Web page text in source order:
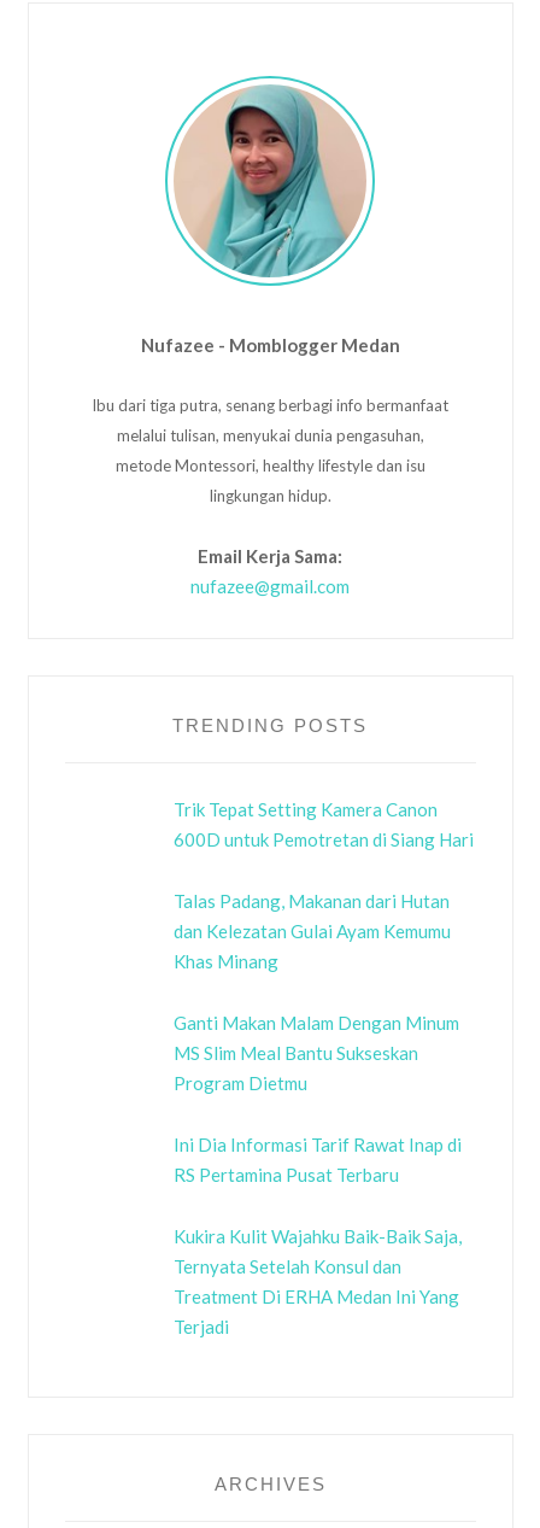
Nufazee - Momblogger Medan
Ibu dari tiga putra, senang berbagi info bermanfaat
melalui tulisan, menyukai dunia pengasuhan,
metode Montessori, healthy lifestyle dan isu
lingkungan hidup.
Email Kerja Sama:
nufazee@gmail.com
TRENDING POSTS
Trik Tepat Setting Kamera Canon
600D untuk Pemotretan di Siang Hari
Talas Padang, Makanan dari Hutan
dan Kelezatan Gulai Ayam Kemumu
Khas Minang
Ganti Makan Malam Dengan Minum
MS Slim Meal Bantu Sukseskan
Program Dietmu
Ini Dia Informasi Tarif Rawat Inap di
RS Pertamina Pusat Terbaru
Kukira Kulit Wajahku Baik-Baik Saja,
Ternyata Setelah Konsul dan
Treatment Di ERHA Medan Ini Yang
Terjadi
ARCHIVES